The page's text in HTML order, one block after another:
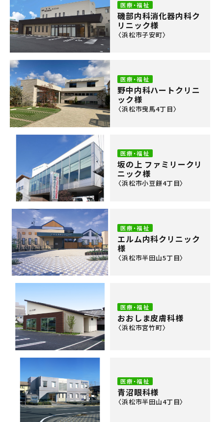
医療・福祉
磯部内科消化器内科ク
リニック様
〈浜松市子安町〉
医療・福祉
野中内科ハートクリニ
ック様
〈浜松市曳馬4丁目〉
医療・福祉
坂の上 ファミリークリ
ニック様
〈浜松市小豆餅4丁目〉
医療・福祉
エルム内科クリニック
様
〈浜松市半田山5丁目〉
医療・福祉
おおしま皮膚科様
〈浜松市宮竹町〉
医療・福祉
青沼眼科様
〈浜松市半田山4丁目〉